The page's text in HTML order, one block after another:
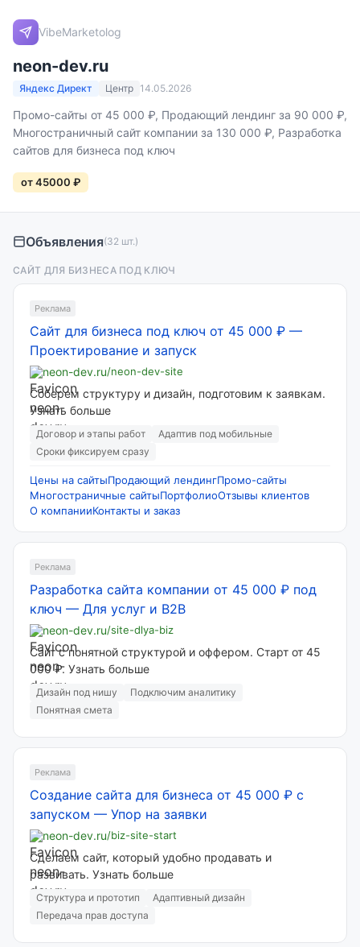
VibeMarketolog
neon-dev.ru
Яндекс Директ Центр 14.05.2026
Промо-сайты от 45 000 ₽, Продающий лендинг за 90 000 ₽,
Многостраничный сайт компании за 130 000 ₽, Разработка
сайтов для бизнеса под ключ
от 45000 ₽
Объявления(32 шт.)
САЙТ ДЛЯ БИЗНЕСА ПОД КЛЮЧ
Реклама
Сайт для бизнеса под ключ от 45 000 ₽ —
Проектирование и запуск
neon-dev.ru/neon-dev-site
Соберем структуру и дизайн, подготовим к заявкам.
Узнать больше
Договор и этапы работ
Адаптив под мобильные
Сроки фиксируем сразу
Цены на сайтыПродающий лендингПромо-сайты
Многостраничные сайтыПортфолиоОтзывы клиентов
О компанииКонтакты и заказ
Реклама
Разработка сайта компании от 45 000 ₽ под
ключ — Для услуг и B2B
neon-dev.ru/site-dlya-biz
Сайт с понятной структурой и оффером. Старт от 45
000 ₽. Узнать больше
Дизайн под нишу
Подключим аналитику
Понятная смета
Реклама
Создание сайта для бизнеса от 45 000 ₽ с
запуском — Упор на заявки
neon-dev.ru/biz-site-start
Сделаем сайт, который удобно продавать и
развивать. Узнать больше
Структура и прототип
Адаптивный дизайн
Передача прав доступа